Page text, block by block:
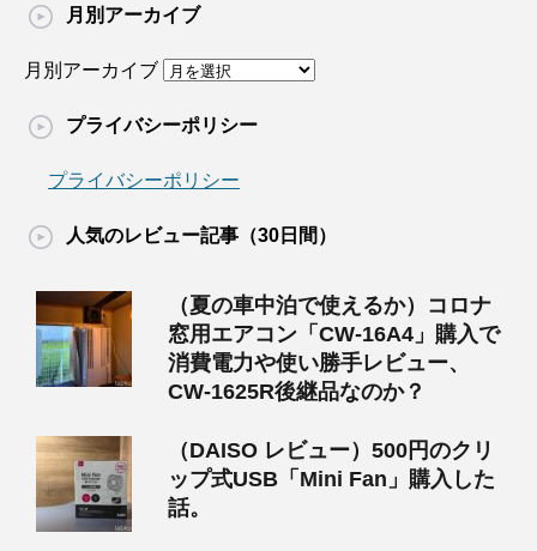
月別アーカイブ
月別アーカイブ
プライバシーポリシー
プライバシーポリシー
人気のレビュー記事（30日間）
（夏の車中泊で使えるか）コロナ
窓用エアコン「CW-16A4」購入で
消費電力や使い勝手レビュー、
CW-1625R後継品なのか？
（DAISO レビュー）500円のクリ
ップ式USB「Mini Fan」購入した
話。